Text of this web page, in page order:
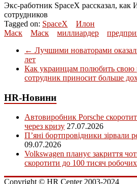
Экс-работник SpaceX рассказал,
сотрудников
Tagged on: SpaceX
Илон
Маск
Маск миллиардер
← Лучшими новаторами
лет
Как украинцам полюбить свою
сотрудник приносит больше
HR-Новини
Автовиробник Porsche
через кризу 27.07.2026
П’яні бортпровідники зірвали
09.07.2026
Volkswagen планує закриття
скоротити до 100 тисяч
Copyright © HR Center 2003-2024